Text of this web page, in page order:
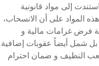
إلى مواد قانونية
المواد على أن الانسحاب،
بنتيجة 3-0، إضافة إلى إمكانية فرض غرامات مالية و
بل شمل أيضاً عقوبات إضافية
النظيف و ضمان احترام